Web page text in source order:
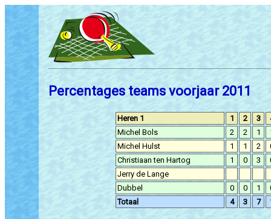
Percentages teams voorjaar 2011
Heren 1 1 2 3
Michel Bols
2 2 1
Michel Hulst
1 1 2
Christiaan ten Hartog
1 0 3
Jerry de Lange
Dubbel
0 0 1
Totaal
4 3 7